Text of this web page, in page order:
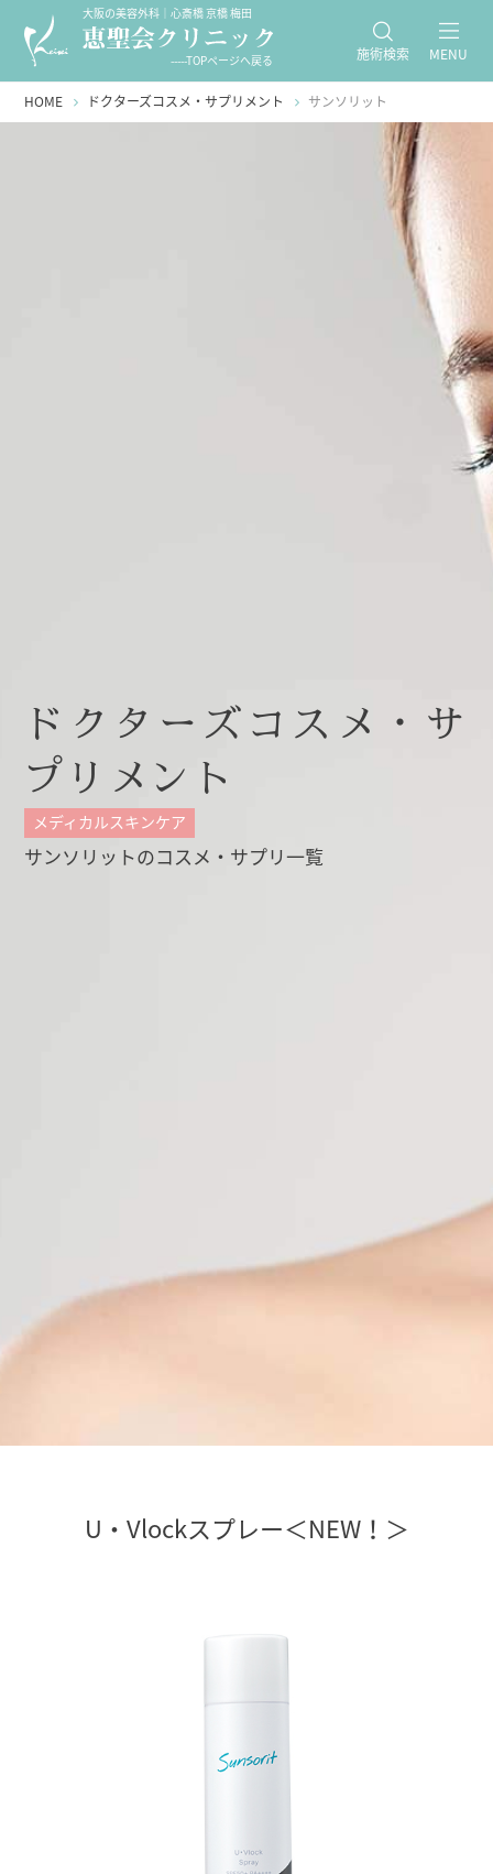
大阪の美容外科｜心斎橋 京橋 梅田
-----TOPページへ戻る 施術検索 MENU
HOME ドクターズコスメ・サプリメント サンソリット
ドクターズコスメ・サ
プリメント
メディカルスキンケア
サンソリットのコスメ・サプリ一覧
U・Vlockスプレー＜NEW！＞